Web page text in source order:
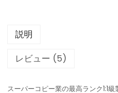
説明
レビュー (5)
スーパーコピー業の最高ランク1:1